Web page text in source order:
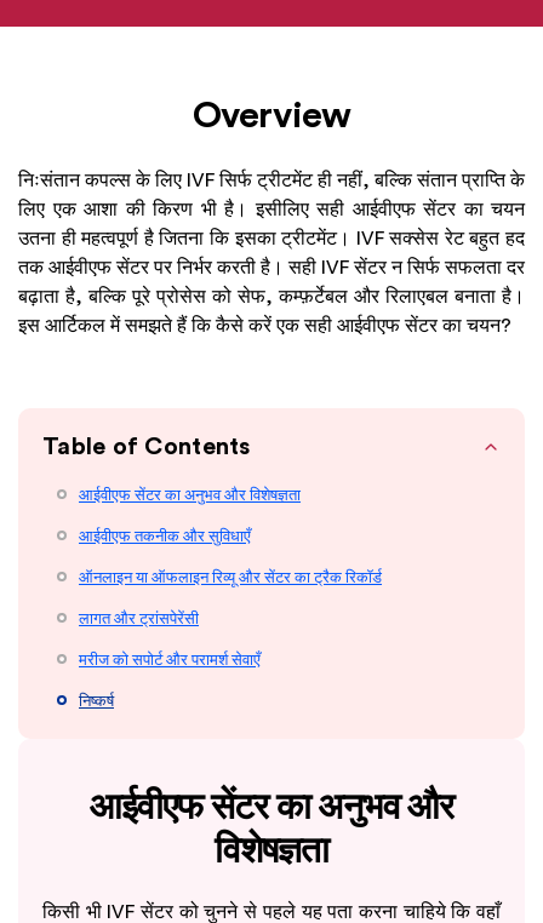
Overview
निःसंतान कपल्स के लिए IVF सिर्फ ट्रीटमेंट ही नहीं, बल्कि संतान प्राप्ति के
लिए एक आशा की किरण भी है। इसीलिए सही आईवीएफ सेंटर का चयन
उतना ही महत्वपूर्ण है जितना कि इसका ट्रीटमेंट। IVF सक्सेस रेट बहुत हद
तक आईवीएफ सेंटर पर निर्भर करती है। सही IVF सेंटर न सिर्फ सफलता दर
बढ़ाता है, बल्कि पूरे प्रोसेस को सेफ, कम्फ़र्टेबल और रिलाएबल बनाता है।
इस आर्टिकल में समझते हैं कि कैसे करें एक सही आईवीएफ सेंटर का चयन?
Table of Contents
आईवीएफ सेंटर का अनुभव और विशेषज्ञता
आईवीएफ तकनीक और सुविधाएँ
ऑनलाइन या ऑफलाइन रिव्यू और सेंटर का ट्रैक रिकॉर्ड
लागत और ट्रांसपेरेंसी
मरीज को सपोर्ट और परामर्श सेवाएँ
निष्कर्ष
आईवीएफ सेंटर का अनुभव और
विशेषज्ञता
किसी भी IVF सेंटर को चुनने से पहले यह पता करना चाहिये कि वहाँ